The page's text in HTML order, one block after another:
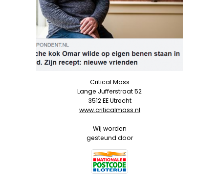
Critical Mass
Lange Jufferstraat 52
3512 EE Utrecht
www.criticalmass.nl
Wij worden
gesteund door